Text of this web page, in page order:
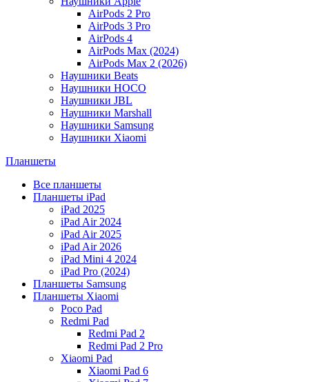
AirPods 2 Pro
AirPods 3 Pro
AirPods 4
AirPods Max (2024)
AirPods Max 2 (2026)
Наушники Beats
Наушники HOCO
Наушники JBL
Наушники Marshall
Наушники Samsung
Наушники Xiaomi
Планшеты
Все планшеты
Планшеты iPad
iPad 2025
iPad Air 2024
iPad Air 2025
iPad Air 2026
iPad Mini 4 2024
iPad Pro (2024)
Планшеты Samsung
Планшеты Xiaomi
Poco Pad
Redmi Pad
Redmi Pad 2
Redmi Pad 2 Pro
Xiaomi Pad
Xiaomi Pad 6